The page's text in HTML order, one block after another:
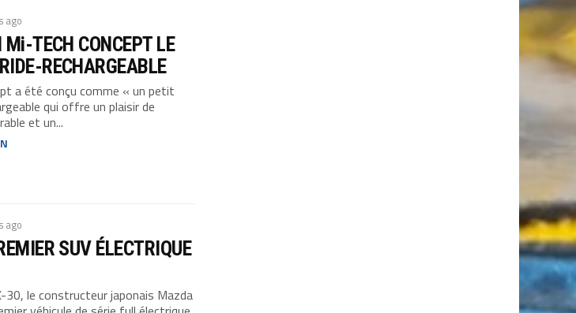
ago
TECH CONCEPT LE
RECHARGEABLE
a été conçu comme « un petit
qui offre un plaisir de
et un...
ago
SUV ÉLECTRIQUE
30, le constructeur japonais Mazda